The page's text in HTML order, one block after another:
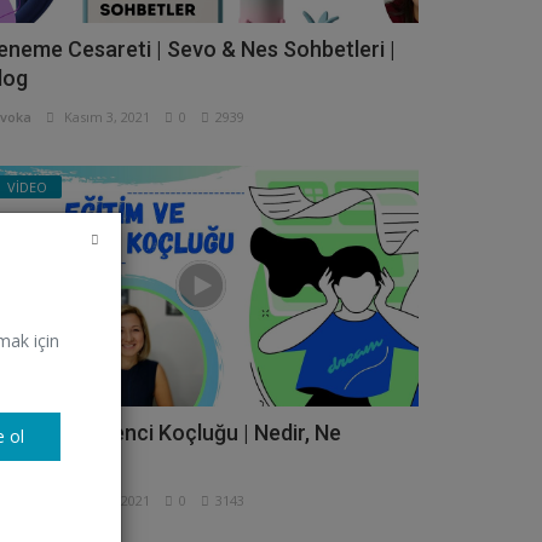
için
ol
Cesareti | Sevo & Nes Sohbetleri |
Kasım 3, 2021 0 2939
VİDEO
ve Öğrenci Koçluğu | Nedir, Ne
Ekim 27, 2021 0 3143